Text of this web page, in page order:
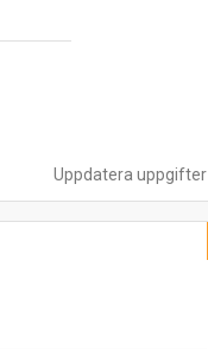
Uppdatera uppgifter